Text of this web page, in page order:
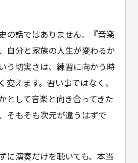
の話ではありません。『音楽
自分と家族の人生が変わるか
う切実さは、練習に向かう時
変えます。習い事ではなく、
として音楽と向き合ってきた
そもそも次元が違うはずで
に演奏だけを聴いても、本当